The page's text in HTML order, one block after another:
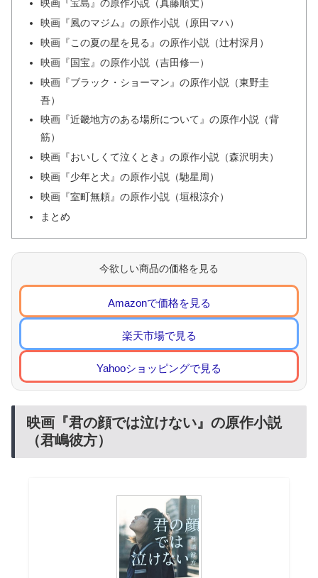
映画『宝島』の原作小説（真藤順丈）
映画『風のマジム』の原作小説（原田マハ）
映画『この夏の星を見る』の原作小説（辻村深月）
映画『国宝』の原作小説（吉田修一）
映画『ブラック・ショーマン』の原作小説（東野圭
吾）
映画『近畿地方のある場所について』の原作小説（背
筋）
映画『おいしくて泣くとき』の原作小説（森沢明夫）
映画『少年と犬』の原作小説（馳星周）
映画『室町無頼』の原作小説（垣根涼介）
まとめ
今欲しい商品の価格を見る
Amazonで価格を見る
楽天市場で見る
Yahooショッピングで見る
映画『君の顔では泣けない』の原作小説
（君嶋彼方）